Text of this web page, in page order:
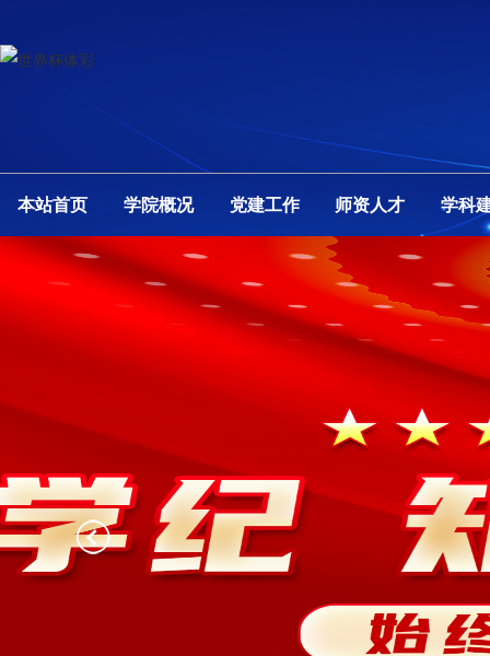
本站首页 学院概况 党建工作 师资人才 学科